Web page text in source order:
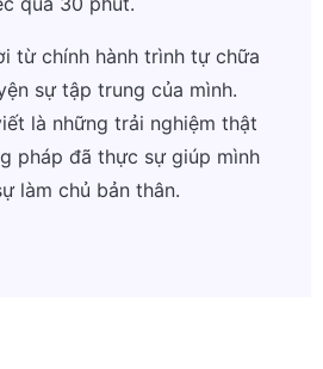
từ chính hành trình tự chữa
sự tập trung của mình.
là những trải nghiệm thật
pháp đã thực sự giúp mình
làm chủ bản thân.